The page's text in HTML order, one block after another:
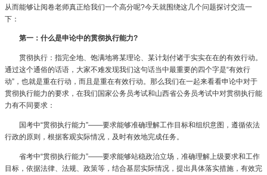
从而能够让阅卷老师真正给我们一个高分呢?今天就围绕这几个问题探讨交流一
下：
第一：什么是申论中的贯彻执行能力?
贯彻执行：指完全地、饱满地将某理论、某计划付诸于实实在在的有效行动。
通过这个通俗的话语，大家不难发现我们这句话当中最重要的四个字是“有效行
动”，也就是重在行动，而且是重在有效行动。那么我们在一起来看看申论中对于
贯彻执行能力的要求，在我们国家公务员考试和山西省公务员考试中对贯彻执行能
力有不同要求：
国考中“贯彻执行能力”——要求能够准确理解工作目标和组织意图，遵循依法
行政的原则，根据客观实际情况，及时有效地完成任务。
省考中“贯彻执行能力”——要求能够站稳政治立场，准确理解上级要求和工作
目标，依据法律、法规、政策等，结合基层实际情况，提出具体落实措施，有效完